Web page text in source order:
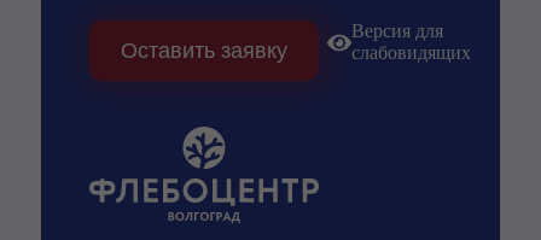
Оставить заявку
Версия для
слабовидящих